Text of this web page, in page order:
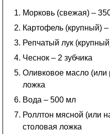
Морковь (свежая) –
Картофель (крупный) –
Репчатый лук
Чеснок – 2 зубчика
Оливковое масло (или
ложка
Вода – 500 мл
Роллтон мясной (или
столовая ложка